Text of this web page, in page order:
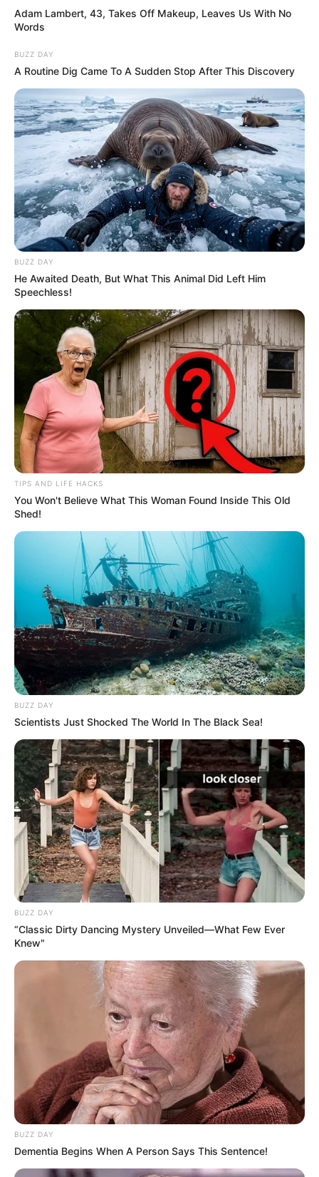
Adam Lambert, 43, Takes Off Makeup, Leaves Us With No
Words
BUZZ DAY
A Routine Dig Came To A Sudden Stop After This Discovery
BUZZ DAY
He Awaited Death, But What This Animal Did Left Him
Speechless!
TIPS AND LIFE HACKS
You Won't Believe What This Woman Found Inside This Old
Shed!
BUZZ DAY
Scientists Just Shocked The World In The Black Sea!
BUZZ DAY
“Classic Dirty Dancing Mystery Unveiled—What Few Ever
Knew"
BUZZ DAY
Dementia Begins When A Person Says This Sentence!